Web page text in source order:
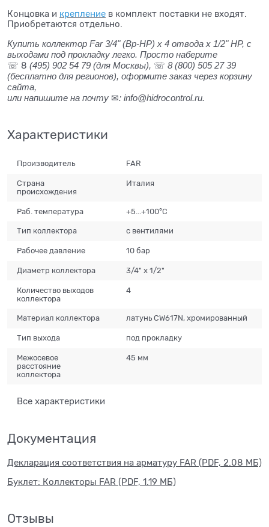
Концовка и крепление в комплект поставки не входят.
Приобретаются отдельно.
Купить коллектор Far 3/4" (Вр-НР) х 4 отвода х 1/2" НР, с
выходами под прокладку легко. Просто наберите
☏ 8 (495) 902 54 79 (для Москвы), ☏ 8 (800) 505 27 39
(бесплатно для регионов), оформите заказ через корзину
сайта,
или напишите на почту ✉: info@hidrocontrol.ru.
Характеристики
Производитель FAR
Страна
происхождения
Италия
Раб. температура +5...+100°С
Тип коллектора с вентилями
Рабочее давление 10 бар
Диаметр коллектора 3/4" x 1/2"
Количество выходов
коллектора
4
Материал коллектора латунь CW617N, хромированный
Тип выхода под прокладку
Межосевое
расстояние
коллектора
45 мм
Все характеристики
Документация
Декларация соответствия на арматуру FAR (PDF, 2.08 МБ)
Буклет: Коллекторы FAR (PDF, 1.19 МБ)
Отзывы